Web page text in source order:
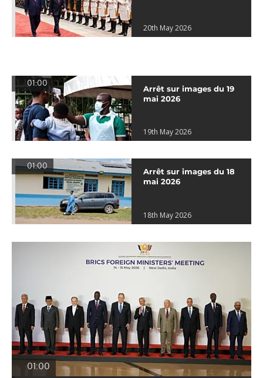
20th May 2026
01:00
Arrêt sur images du 19
mai 2026
19th May 2026
01:00
Arrêt sur images du 18
mai 2026
18th May 2026
01:00